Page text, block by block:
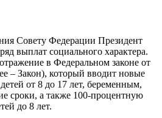
Совету Федерации Президент
выплат социального характера.
в Федеральном законе от
– Закон), который вводит новые
от 8 до 17 лет, беременным,
сроки, а также 100-процентную
до 8 лет.